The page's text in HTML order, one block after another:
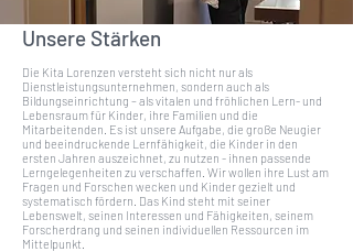
Unsere Stärken
Die Kita Lorenzen versteht sich nicht nur als
Dienstleistungsunternehmen, sondern auch als
Bildungseinrichtung – als vitalen und fröhlichen Lern- und
Lebensraum für Kinder, ihre Familien und die
Mitarbeitenden. Es ist unsere Aufgabe, die große Neugier
und beeindruckende Lernfähigkeit, die Kinder in den
ersten Jahren auszeichnet, zu nutzen - ihnen passende
Lerngelegenheiten zu verschaffen. Wir wollen ihre Lust am
Fragen und Forschen wecken und Kinder gezielt und
systematisch fördern. Das Kind steht mit seiner
Lebenswelt, seinen Interessen und Fähigkeiten, seinem
Forscherdrang und seinen individuellen Ressourcen im
Mittelpunkt.